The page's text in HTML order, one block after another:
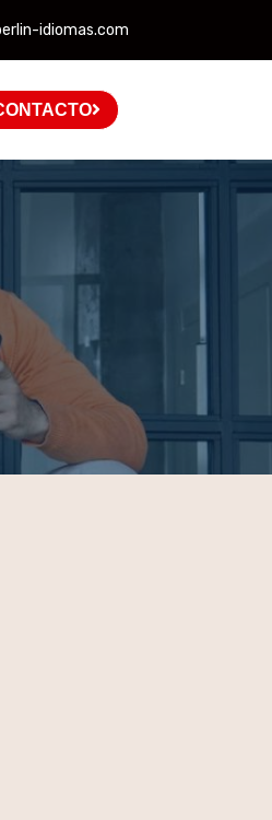
idiomas.com